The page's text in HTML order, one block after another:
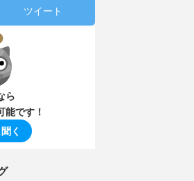
ツイート
ら
能です！
く